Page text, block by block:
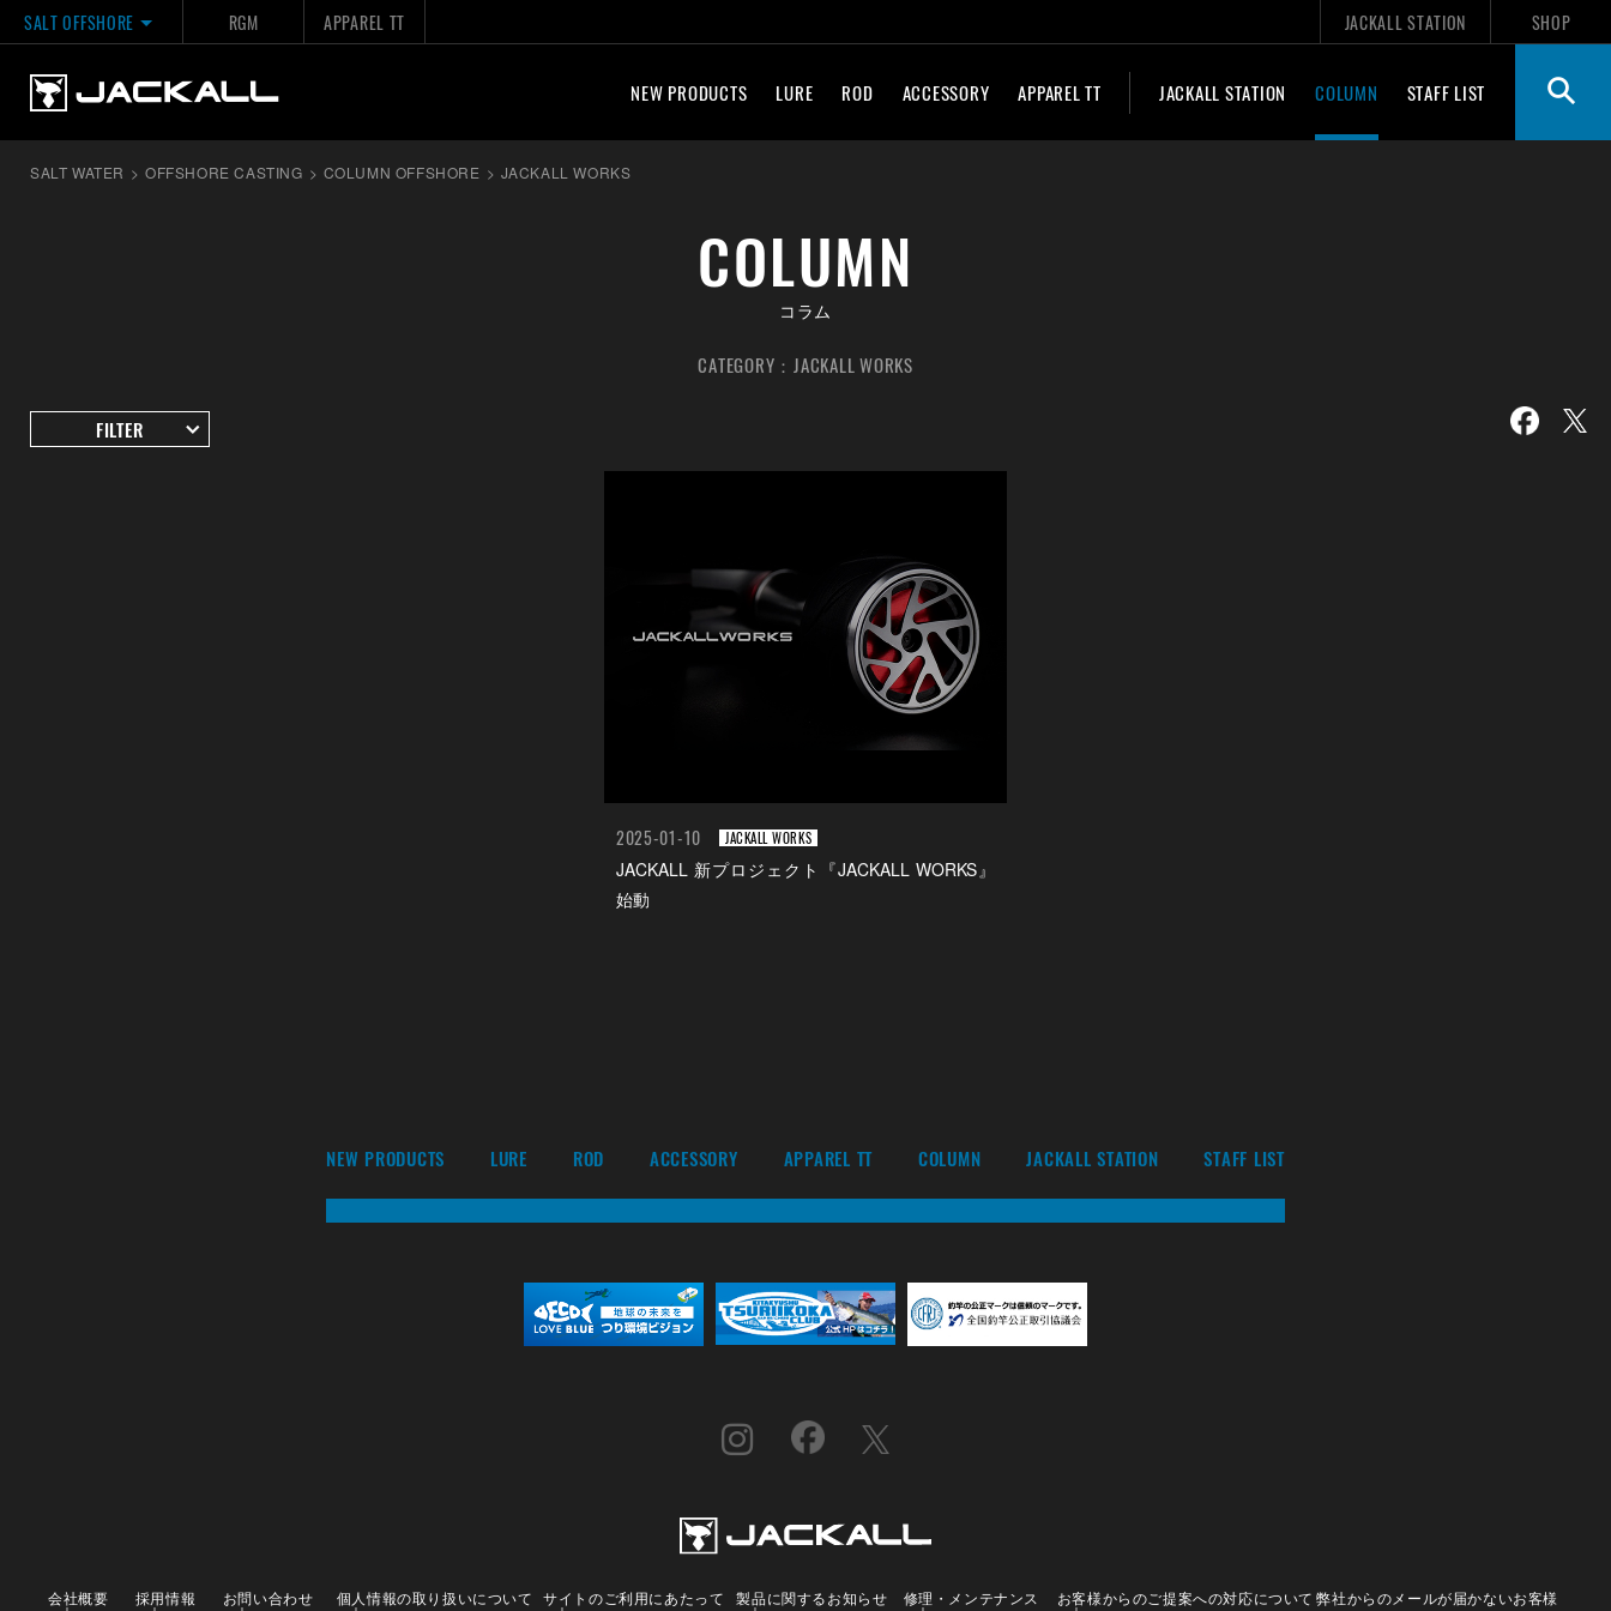
SALT OFFSHORE RGM APPAREL TT JACKALL STATION SHOP
NEW PRODUCTS LURE ROD ACCESSORY APPAREL TT JACKALL STATION COLUMN STAFF LIST
SALT WATER > OFFSHORE CASTING > COLUMN OFFSHORE > JACKALL WORKS
COLUMN
コラム
CATEGORY：JACKALL WORKS
FILTER
2025-01-10 JACKALL WORKS
JACKALL 新プロジェクト『JACKALL WORKS』
始動
NEW PRODUCTS LURE ROD ACCESSORY APPAREL TT COLUMN JACKALL STATION STAFF LIST
会社概要 採用情報 お問い合わせ 個人情報の取り扱いについて サイトのご利用にあたって 製品に関するお知らせ 修理・メンテナンス お客様からのご提案への対応について 弊社からのメールが届かないお客様